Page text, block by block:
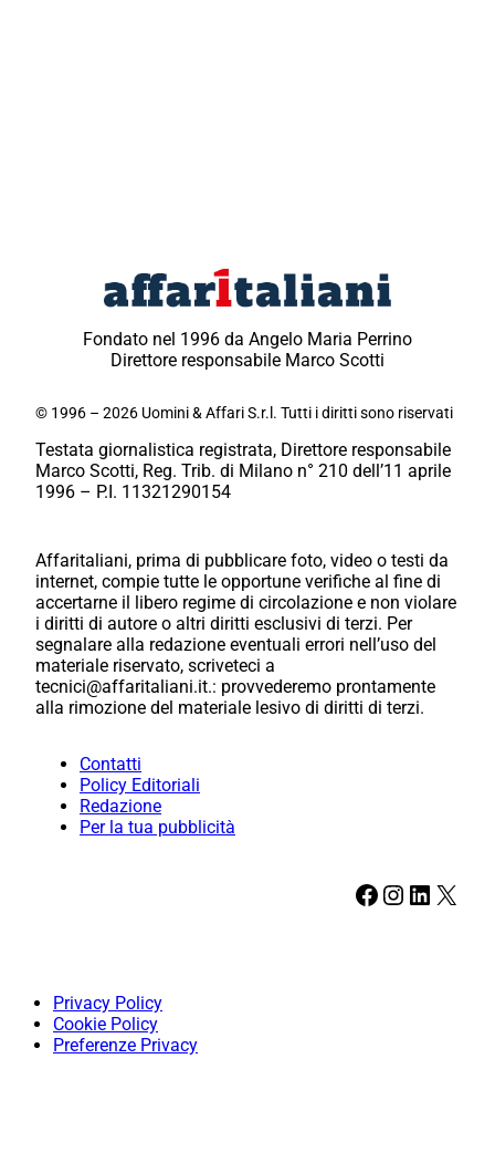
Fondato nel 1996 da Angelo Maria Perrino
Direttore responsabile Marco Scotti
© 1996 – 2026 Uomini & Affari S.r.l. Tutti i diritti sono riservati
Testata giornalistica registrata, Direttore responsabile
Marco Scotti, Reg. Trib. di Milano n° 210 dell’11 aprile
1996 – P.I. 11321290154
Affaritaliani, prima di pubblicare foto, video o testi da
internet, compie tutte le opportune verifiche al fine di
accertarne il libero regime di circolazione e non violare
i diritti di autore o altri diritti esclusivi di terzi. Per
segnalare alla redazione eventuali errori nell’uso del
materiale riservato, scriveteci a
tecnici@affaritaliani.it.: provvederemo prontamente
alla rimozione del materiale lesivo di diritti di terzi.
Contatti
Policy Editoriali
Redazione
Per la tua pubblicità
Facebook Instagram LinkedIn X
Privacy Policy
Cookie Policy
Preferenze Privacy